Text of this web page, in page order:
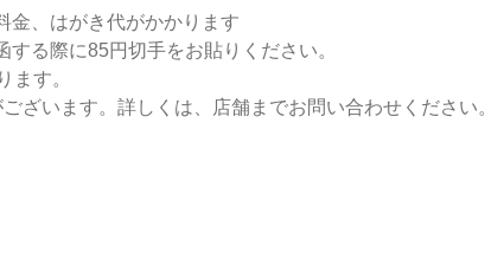
金、はがき代がかかります
る際に85円切手をお貼りください。
ます。
ざいます。詳しくは、店舗までお問い合わせください。